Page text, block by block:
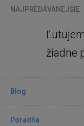
NAJPREDÁVANEJŠIE
žiadne
Blog
Poradňa